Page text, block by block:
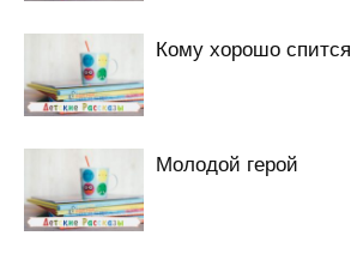
Кому хорошо спится
Молодой герой